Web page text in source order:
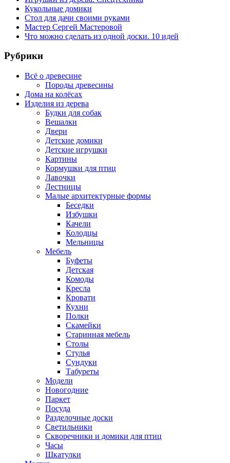
Кукольные домики
Стол для дачи своими руками
Мастер Сергей Мастеровой
Что можно сделать из одной доски. 10 идей
Рубрики
Всё о древесине
Породы древесины
Дома на колёсах
Изделия из дерева
Будки для собак
Вешалки
Двери
Детские домики
Детские игрушки
Картины
Кормушки для птиц
Лавочки
Лестницы
Малые архитектурные формы
Беседки
Избушки
Качели
Колодцы
Мельницы
Мебель
Буфеты
Детская
Комоды
Кресла
Кровати
Кухни
Полки
Скамейки
Старинная мебель
Столы
Стулья
Сундуки
Табуреты
Модели
Новогодние
Паркет
Посуда
Разделочные доски
Светильники
Скворечники и домики для птиц
Часы
Шкатулки